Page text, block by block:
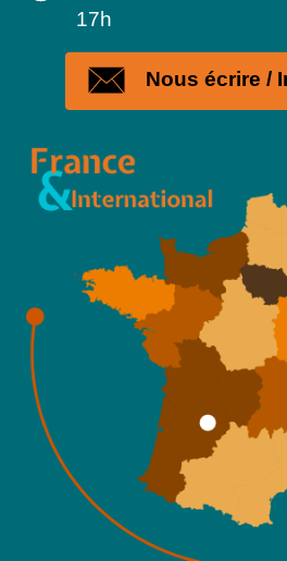
17h
Nous écrire /